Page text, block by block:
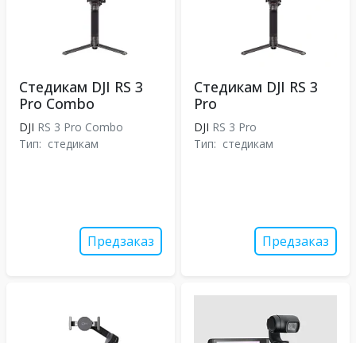
Стедикам DJI RS 3
Pro Combo
DJI RS 3 Pro Combo
Тип: стедикам
Предзаказ
Стедикам DJI RS 3
Pro
DJI RS 3 Pro
Тип: стедикам
Предзаказ